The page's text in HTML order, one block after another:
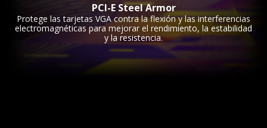
PCI-E Steel Armor
Protege las tarjetas VGA contra la flexión y las interferencias
electromagnéticas para mejorar el rendimiento, la estabilidad
y la resistencia.